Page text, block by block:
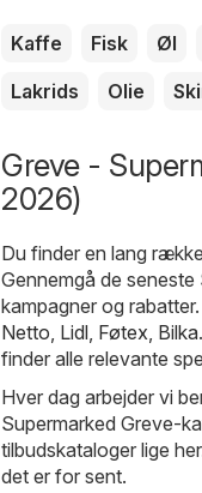
Kaffe Fisk Øl
Lakrids
Olie
Greve -
2026)
Du finder en lang
Gennemgå de
kampagner og
Netto Lidl Føtex Bilka
finder alle relevante
Hver dag arbejder vi
Supermarked Greve-
tilbudskataloger lige
det er for sent.